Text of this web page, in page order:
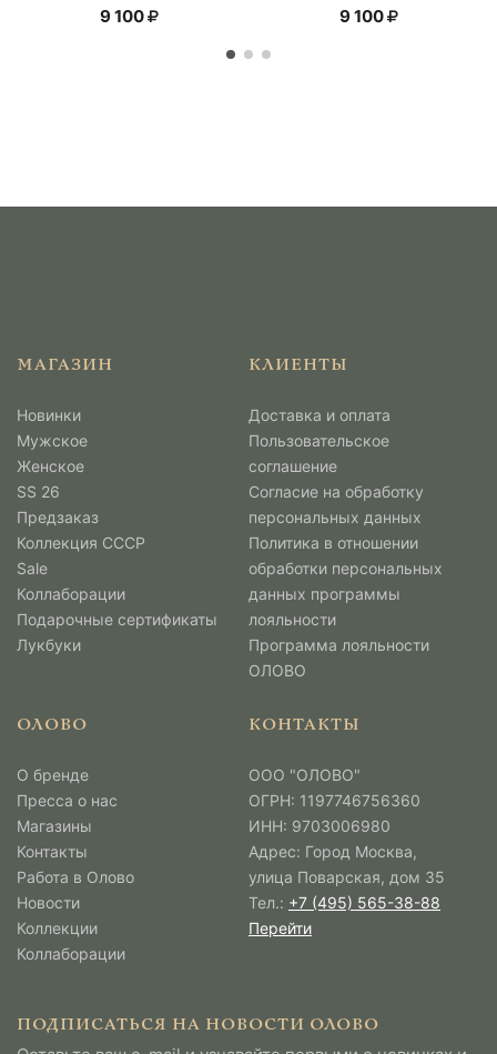
9 100 9 100
МАГАЗИН
Новинки
Мужcкое
Женское
SS 26
Предзаказ
Коллекция СССР
Sale
Коллаборации
Подарочные сертификаты
Лукбуки
КЛИЕНТЫ
Доставка и оплата
Пользовательское
соглашение
Согласие на обработку
персональных данных
Политика в отношении
обработки персональных
данных программы
лояльности
Программа лояльности
ОЛОВО
ОЛОВО
О бренде
Пресса о нас
Магазины
Контакты
Работа в Олово
Новости
Коллекции
Коллаборации
КОНТАКТЫ
ООО "ОЛОВО"
ОГРН: 1197746756360
ИНН: 9703006980
Адрес: Город Москва,
улица Поварская, дом 35
Тел.: +7 (495) 565-38-88
Перейти
ПОДПИСАТЬСЯ НА НОВОСТИ ОЛОВО